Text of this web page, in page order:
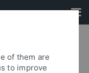
of them are
to improve